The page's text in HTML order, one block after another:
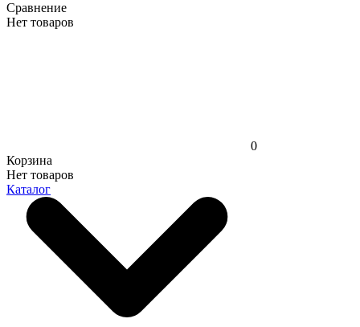
Сравнение
Нет товаров
0
Корзина
Нет товаров
Каталог